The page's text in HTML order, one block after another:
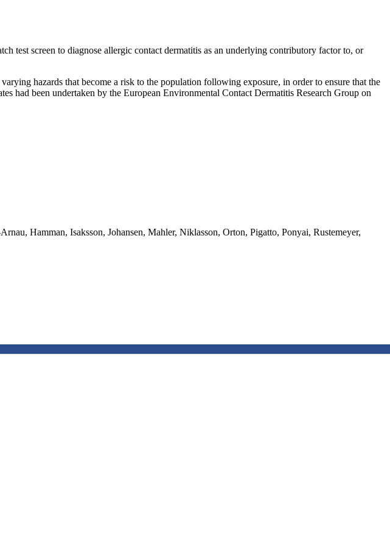
test screen to diagnose allergic contact dermatitis as an underlying contributory factor to, or
hazards that become a risk to the population following exposure, in order to ensure that the
had been undertaken by the European Environmental Contact Dermatitis Research Group on
Hamman, Isaksson, Johansen, Mahler, Niklasson, Orton, Pigatto, Ponyai, Rustemeyer,